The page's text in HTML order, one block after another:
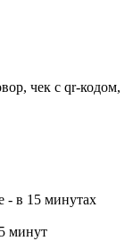
чек с qr-кодом,
- в 15 минутах
минут